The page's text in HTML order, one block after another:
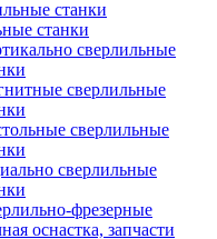
станки
сверлильные
сверлильные
сверлильные
сверлильные
фрезерные